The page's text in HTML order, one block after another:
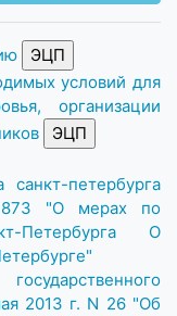
условий для
организации
санкт-петербурга
"О мерах по
Петербурга О
2013 г. N 26 "Об